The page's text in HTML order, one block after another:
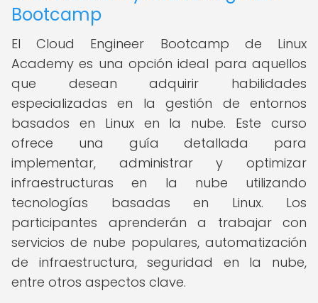
Bootcamp
El Cloud Engineer Bootcamp de Linux
Academy es una opción ideal para aquellos
que desean adquirir habilidades
especializadas en la gestión de entornos
basados en Linux en la nube. Este curso
ofrece una guía detallada para
implementar, administrar y optimizar
infraestructuras en la nube utilizando
tecnologías basadas en Linux. Los
participantes aprenderán a trabajar con
servicios de nube populares, automatización
de infraestructura, seguridad en la nube,
entre otros aspectos clave.